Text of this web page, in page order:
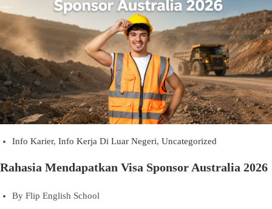
Info Karier, Info Kerja Di Luar Negeri, Uncategorized
Rahasia Mendapatkan Visa Sponsor Australia 2026
By Flip English School